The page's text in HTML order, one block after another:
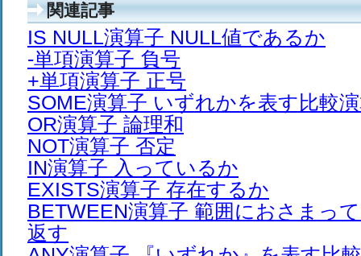
関連記事
IS NULL演算子 NULL値であるか
-単項演算子 負号
+単項演算子 正号
SOME演算子 いずれかを表す比較
OR演算子 論理和
NOT演算子 否定
IN演算子 入っているか
EXISTS演算子 存在するか
BETWEEN演算子 範囲におさまっ
返す